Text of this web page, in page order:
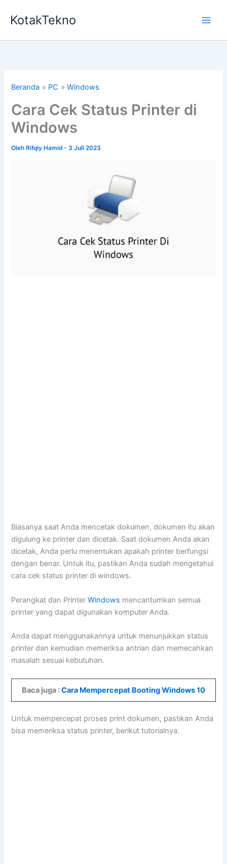
KotakTekno
Beranda PC Windows
Cara Cek Status Printer di
Windows
Oleh Rifqiy Hamid-3 Juli 2023
Biasanya saat Anda mencetak dokumen, dokumen itu akan
digulung ke printer dan dicetak. Saat dokumen Anda akan
dicetak, Anda perlu menentukan apakah printer berfungsi
dengan benar. Untuk itu, pastikan Anda sudah mengetahui
cara cek status printer di windows.
Perangkat dan PrinterWindows mencantumkan semua
printer yang dapat digunakan komputer Anda.
Anda dapat menggunakannya untuk menunjukkan status
printer dan kemudian memeriksa antrian dan memecahkan
masalah sesuai kebutuhan.
Baca juga :Cara Mempercepat Booting Windows 10
Untuk mempercepat proses print dokumen, pastikan Anda
bisa memeriksa status printer, berikut tutorialnya.